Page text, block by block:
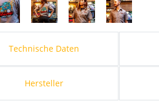
Technische Daten
Hersteller